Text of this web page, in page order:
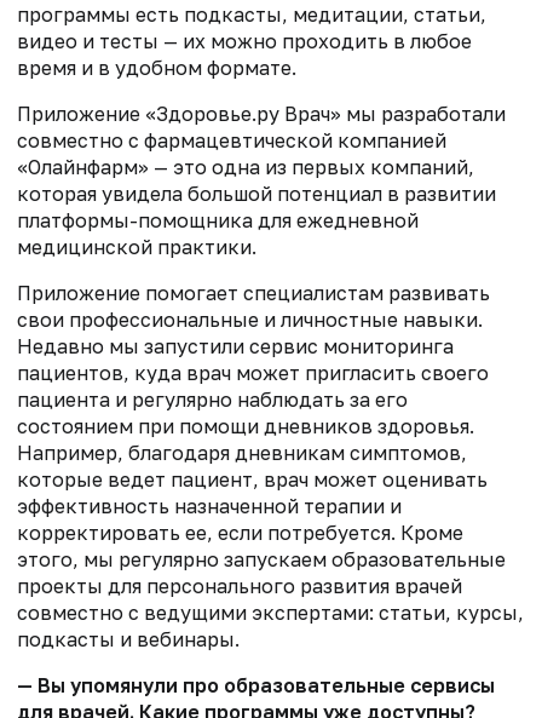
программы есть подкасты, медитации, статьи,
видео и тесты — их можно проходить в любое
время и в удобном формате.
Приложение «Здоровье.ру Врач» мы разработали
совместно с фармацевтической компанией
«Олайнфарм» — это одна из первых компаний,
которая увидела большой потенциал в развитии
платформы-помощника для ежедневной
медицинской практики.
Приложение помогает специалистам развивать
свои профессиональные и личностные навыки.
Недавно мы запустили сервис мониторинга
пациентов, куда врач может пригласить своего
пациента и регулярно наблюдать за его
состоянием при помощи дневников здоровья.
Например, благодаря дневникам симптомов,
которые ведет пациент, врач может оценивать
эффективность назначенной терапии и
корректировать ее, если потребуется. Кроме
этого, мы регулярно запускаем образовательные
проекты для персонального развития врачей
совместно с ведущими экспертами: статьи, курсы,
подкасты и вебинары.
— Вы упомянули про образовательные сервисы
для врачей. Какие программы уже доступны?